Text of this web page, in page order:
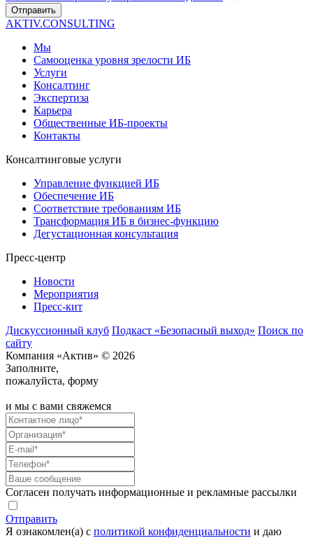
Отправить
AKTIV.CONSULTING
Мы
Самооценка уровня зрелости ИБ
Услуги
Консалтинг
Экспертиза
Карьера
Общественные ИБ-проекты
Контакты
Консалтинговые услуги
Управление функцией ИБ
Обеспечение ИБ
Соответствие требованиям ИБ
Трансформация ИБ в бизнес-функцию
Дегустационная консультация
Пресс-центр
Новости
Мероприятия
Пресс-кит
Дискуссионный клуб Подкаст «Безопасный выход» Поиск по
сайту
Компания «Актив» © 2026
Заполните,
пожалуйста, форму
и мы с вами свяжемся
Согласен получать информационные и рекламные рассылки
Отправить
Я ознакомлен(а) с политикой конфиденциальности и даю